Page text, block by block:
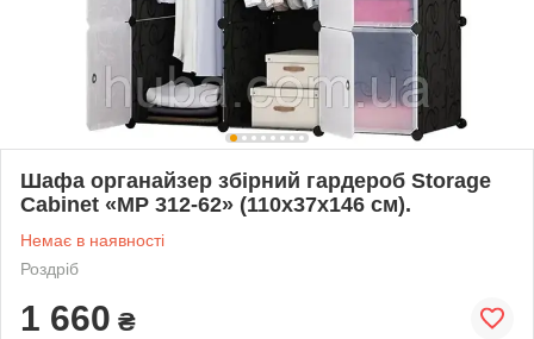
Шафа органайзер збірний гардероб Storage
Cabinet «МР 312-62» (110x37x146 см).
Немає в наявності
Роздріб
1 660 ₴